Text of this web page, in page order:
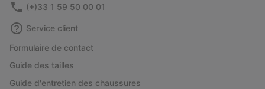
(+)33 1 59 50 00 01
Service client
Formulaire de contact
Guide des tailles
Guide d'entretien des chaussures